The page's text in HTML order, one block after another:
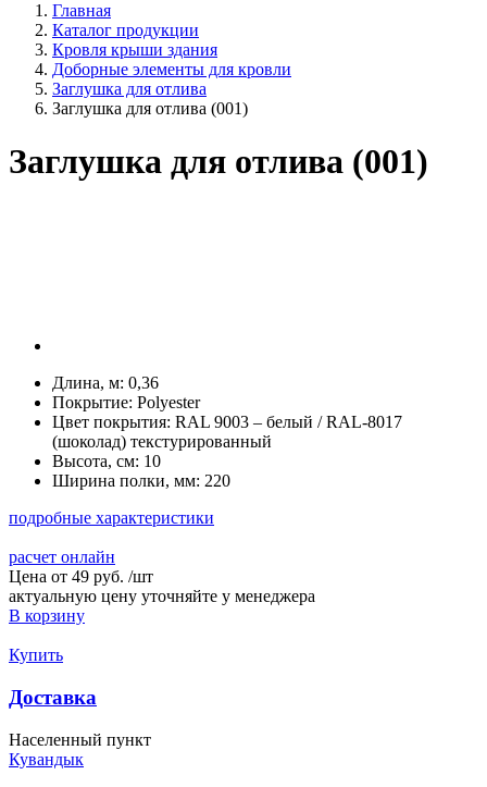
Главная
Каталог продукции
Кровля крыши здания
Доборные элементы для кровли
Заглушка для отлива
Заглушка для отлива (001)
Заглушка для отлива (001)
Длина, м: 0,36
Покрытие: Polyester
Цвет покрытия: RAL 9003 – белый / RAL-8017
(шоколад) текстурированный
Высота, см: 10
Ширина полки, мм: 220
подробные характеристики
расчет онлайн
Цена от 49 руб. /шт
актуальную цену уточняйте у менеджера
В корзину
Купить
Доставка
Населенный пункт
Кувандык